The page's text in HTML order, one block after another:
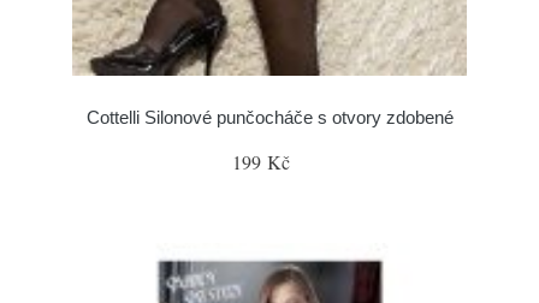
Cottelli Silonové punčocháče s otvory zdobené
199 Kč